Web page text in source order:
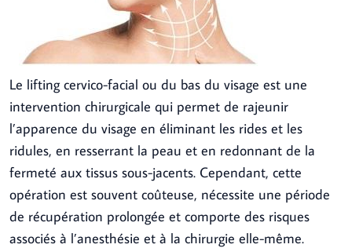
Le lifting cervico-facial ou du bas du visage est une
intervention chirurgicale qui permet de rajeunir
l’apparence du visage en éliminant les rides et les
ridules, en resserrant la peau et en redonnant de la
fermeté aux tissus sous-jacents. Cependant, cette
opération est souvent coûteuse, nécessite une période
de récupération prolongée et comporte des risques
associés à l’anesthésie et à la chirurgie elle-même.